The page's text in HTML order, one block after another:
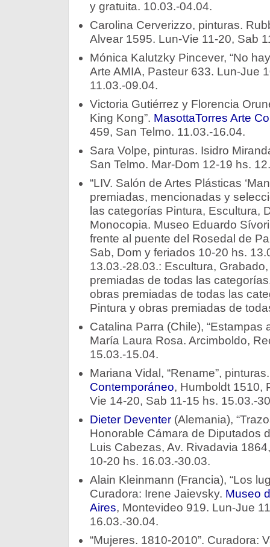
y gratuita. 10.03.-04.04.
Carolina Cerverizzo, pinturas.
Alvear 1595. Lun-Vie 11-20, Sab
Mónica Kalutzky Pincever, “No
Arte AMIA, Pasteur 633. Lun-Jue
11.03.-09.04.
Victoria Gutiérrez y Florencia
King Kong”. MasottaTorres Arte
459, San Telmo. 11.03.-16.04.
Sara Volpe, pinturas. Isidro
San Telmo. Mar-Dom 12-19 hs.
“LIV. Salón de Artes Plásticas
premiadas, mencionadas y
las categorías Pintura, Escultura,
Monocopia. Museo Eduardo
frente al puente del Rosedal de
Sab, Dom y feriados 10-20 hs.
13.03.-28.03.: Escultura,
premiadas de todas las
obras premiadas de todas las
Pintura y obras premiadas de
Catalina Parra (Chile), “Estampas
María Laura Rosa. Arcimboldo,
15.03.-15.04.
Mariana Vidal, “Rename”,
Contemporáneo, Humboldt 1510,
Vie 14-20, Sab 11-15 hs. 15.03.-
Dieter Deventer(Alemania),
Honorable Cámara de Diputados
Luis Cabezas, Av. Rivadavia
10-20 hs. 16.03.-30.03.
Alain Kleinmann (Francia), “Los
Curadora: Irene Jaievsky. Museo
Aires, Montevideo 919. Lun-Jue
16.03.-30.04.
“Mujeres. 1810-2010”. Curadora: